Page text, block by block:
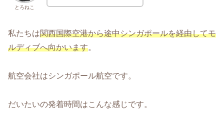
とろねこ
私たちは関西国際空港から途中シンガポールを経由してモ
ルディブへ向かいます。
航空会社はシンガポール航空です。
だいたいの発着時間はこんな感じです。